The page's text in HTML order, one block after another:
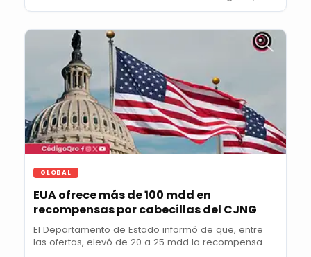
GLOBAL
EUA ofrece más de 100 mdd en
recompensas por cabecillas del CJNG
El Departamento de Estado informó de que, entre
las ofertas, elevó de 20 a 25 mdd la recompensa